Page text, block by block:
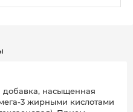
добавка, насыщенная
3 жирными кислотами